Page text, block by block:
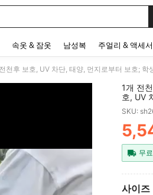
속옷 & 잠옷 남성복 주얼리 & 액세
1개 전
호, UV
애호가
어머니
SKU:
무
사이즈